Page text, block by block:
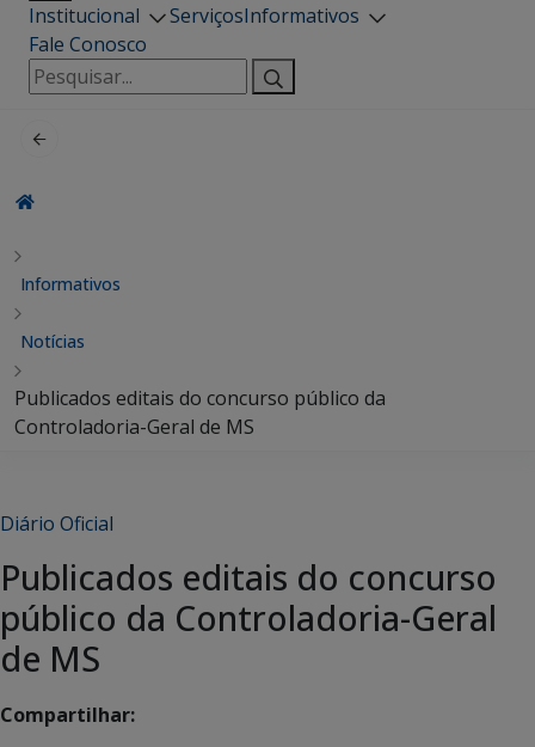
Institucional ServiçosInformativos
Fale Conosco
Pesquisar
por:
Informativos
Notícias
Publicados editais do concurso público da
Controladoria-Geral de MS
Diário Oficial
Publicados editais do concurso
público da Controladoria-Geral
de MS
Compartilhar: